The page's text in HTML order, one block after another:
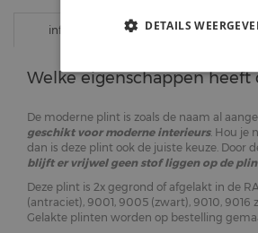
informatie specificaties
Welke eigenschappen heeft
De moderne plint is zoals de naam al
geschikt voor moderne interieurs. Hou je
dan is deze plint ook de juiste keuze. Door
blijft er vrijwel geen stof liggen op de
Deze plint is 2x gegrond of afgelakt in de
(antraciet), 9001, 9005 (zwart), 9010, 9016
Gelakte plinten worden op bestelling
DETAILS